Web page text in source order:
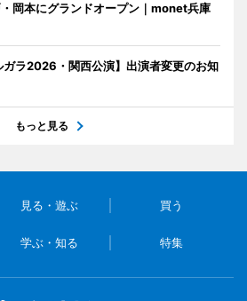
岡本にグランドオープン｜monet兵庫
ガラ2026・関西公演】出演者変更のお知
もっと見る
見る・遊ぶ 買う
学ぶ・知る 特集